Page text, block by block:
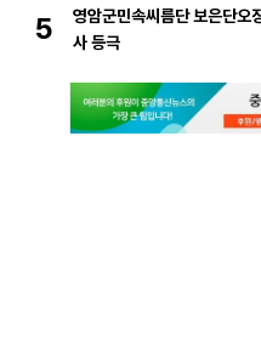
5
영암군민속씨름단 보은단오
사 등극